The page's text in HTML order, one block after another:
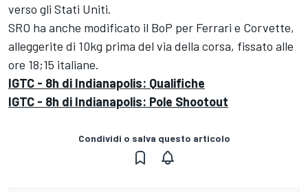
verso gli Stati Uniti.
SRO ha anche modificato il BoP per Ferrari e Corvette,
alleggerite di 10kg prima del via della corsa, fissato alle
ore 18;15 italiane.
IGTC - 8h di Indianapolis: Qualifiche
IGTC - 8h di Indianapolis: Pole Shootout
Condividi o salva questo articolo